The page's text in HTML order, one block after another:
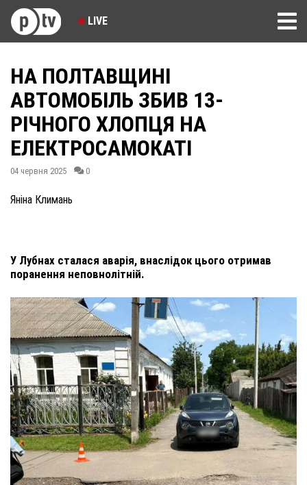
LIVE
НА ПОЛТАВЩИНІ
АВТОМОБІЛЬ ЗБИВ 13-
РІЧНОГО ХЛОПЦЯ НА
ЕЛЕКТРОСАМОКАТІ
04 червня 2025 0
Яніна Климань
У Лубнах сталася аварія, внаслідок цього отримав
поранення неповнолітній.